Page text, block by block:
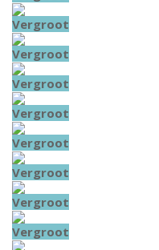
Vergroot
Vergroot
Vergroot
Vergroot
Vergroot
Vergroot
Vergroot
Vergroot